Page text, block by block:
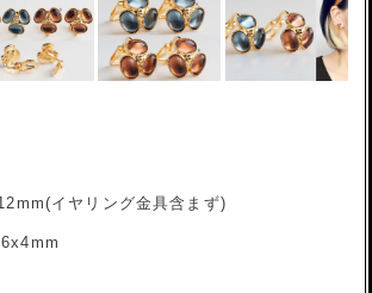
イヤリング金具含まず)